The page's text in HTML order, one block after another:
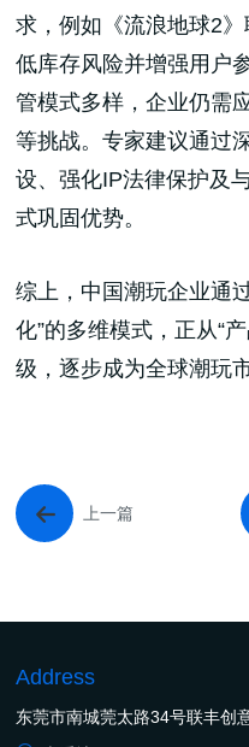
求，例如《流浪地球2
低库存风险并增强用户
管模式多样，企业仍需
等挑战。专家建议通过
设、强化IP法律保护及
式巩固优势。
综上，中国潮玩企业通
化”的多维模式，正从“
级，逐步成为全球潮玩
上一篇
Address
东莞市南城莞太路34号联丰创